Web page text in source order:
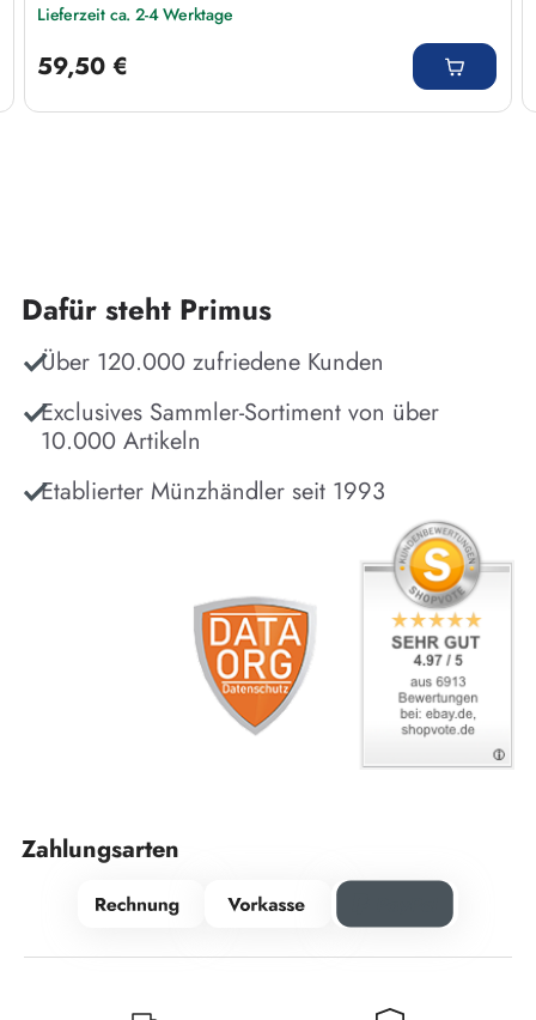
Lieferzeit ca. 2-4 Werktage
59,50 €
Dafür steht Primus
Über 120.000 zufriedene Kunden
Exclusives Sammler-Sortiment von über
10.000 Artikeln
Etablierter Münzhändler seit 1993
Zahlungsarten